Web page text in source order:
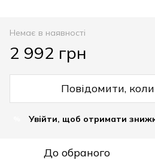
Немає в наявності
2 992 грн
Повідомити,
Увійти, щоб отримати
До обраного